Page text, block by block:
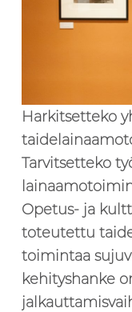
Harkitsetteko
Tarvitsetteko
Opetus- ja
toteutettu
toimintaa
kehityshanke